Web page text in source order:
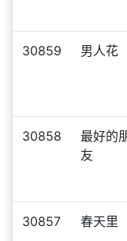
30859 男人花
30858
最好的
友
30857 春天里